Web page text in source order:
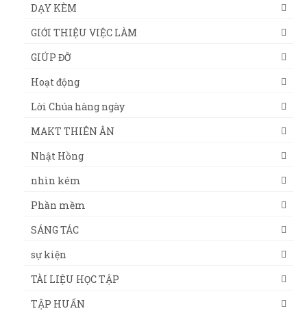
DẠY KÈM
GIỚI THIỆU VIỆC LÀM
GIÚP ĐỠ
Hoạt động
Lời Chúa hàng ngày
MAKT THIÊN ÂN
Nhật Hồng
nhìn kém
Phần mềm
SÁNG TÁC
sự kiện
TÀI LIỆU HỌC TẬP
TẬP HUẤN